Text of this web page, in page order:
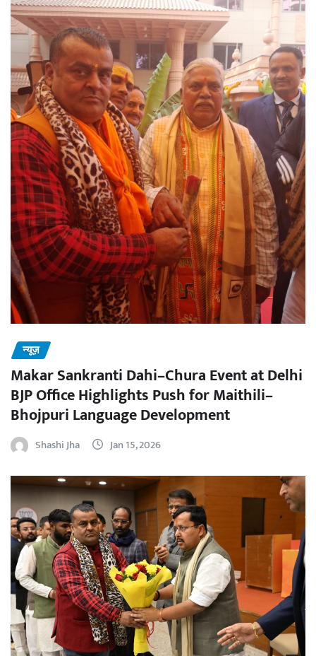
न्यूज़
Makar Sankranti Dahi–Chura Event at Delhi
BJP Office Highlights Push for Maithili–
Bhojpuri Language Development
Shashi Jha Jan 15, 2026